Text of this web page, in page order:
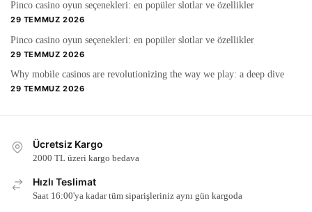
Pinco casino oyun seçenekleri: en popüler slotlar ve özellikler
29 TEMMUZ 2026
Pinco casino oyun seçenekleri: en popüler slotlar ve özellikler
29 TEMMUZ 2026
Why mobile casinos are revolutionizing the way we play: a deep dive
29 TEMMUZ 2026
Ücretsiz Kargo
2000 TL üzeri kargo bedava
Hızlı Teslimat
Saat 16:00'ya kadar tüm siparişleriniz aynı gün kargoda